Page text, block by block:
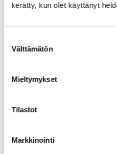
kerätty, kun olet käyttänyt
valinta
Välttämätön
Mieltymykset
Tilastot
MarkkinointiSorry, no